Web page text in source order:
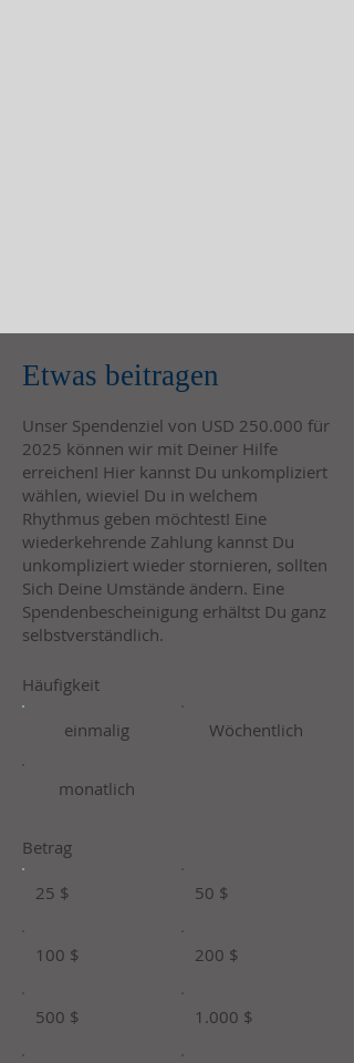
Etwas beitragen
Unser Spendenziel von USD 250.000 für
2025 können wir mit Deiner Hilfe
erreichen! Hier kannst Du unkompliziert
wählen, wieviel Du in welchem
Rhythmus geben möchtest! Eine
wiederkehrende Zahlung kannst Du
unkompliziert wieder stornieren, sollten
Sich Deine Umstände ändern. Eine
Spendenbescheinigung erhältst Du ganz
selbstverständlich.
Häufigkeit
einmalig Wöchentlich
monatlich
Betrag
25 $ 50 $
100 $ 200 $
500 $ 1.000 $